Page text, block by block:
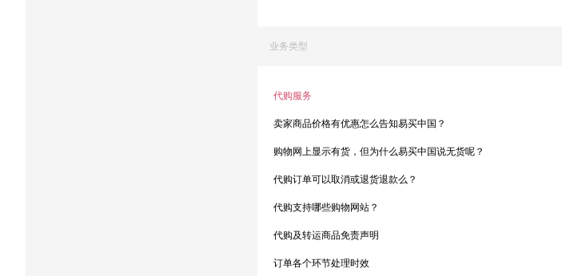
业务类型
代购服务
卖家商品价格有优惠怎么告知易买中国？
购物网上显示有货，但为什么易买中国说无货呢？
代购订单可以取消或退货退款么？
代购支持哪些购物网站？
代购及转运商品免责声明
订单各个环节处理时效